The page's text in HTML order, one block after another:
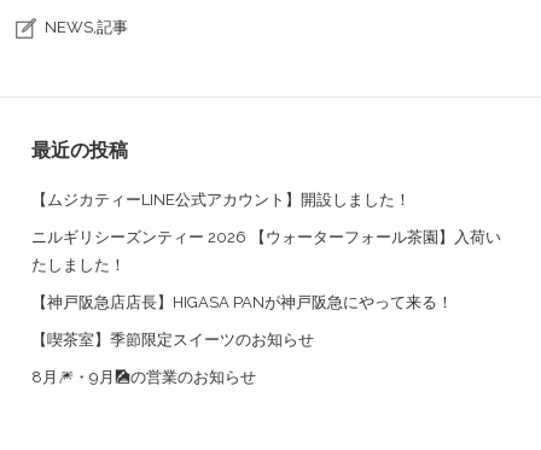
NEWS,記事
最近の投稿
【ムジカティーLINE公式アカウント】開設しました！
ニルギリシーズンティー 2026 【ウォーターフォール茶園】入荷い
たしました！
【神戸阪急店店長】HIGASA PANが神戸阪急にやって来る！
【喫茶室】季節限定スイーツのお知らせ
8月🎆・9月🎑の営業のお知らせ